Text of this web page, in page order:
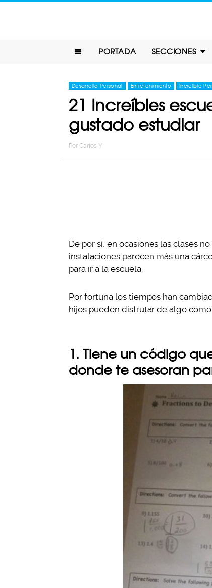
PORTADA SECCIONES
Desarrollo Personal Entretenimiento Increíble
21 Increíbles
gustado estudiar
Por Carlos Y
De por sí, en ocasiones las clases
instalaciones parecen más una
para ir a la escuela.
Por fortuna los tiempos han
hijos pueden disfrutar de algo
1. Tiene un código
donde te asesoran